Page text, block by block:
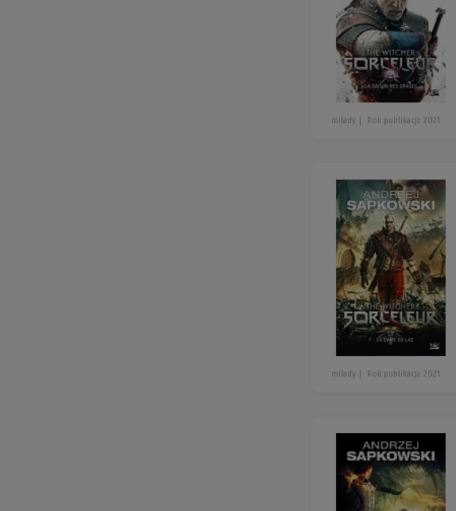
milady Rok publikacji: 2021
milady Rok publikacji: 2021